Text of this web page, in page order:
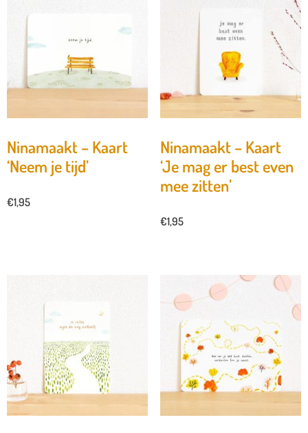
Ninamaakt – Kaart
‘Neem je tijd’
€1,95
Ninamaakt – Kaart
‘Je mag er best even
mee zitten’
€1,95